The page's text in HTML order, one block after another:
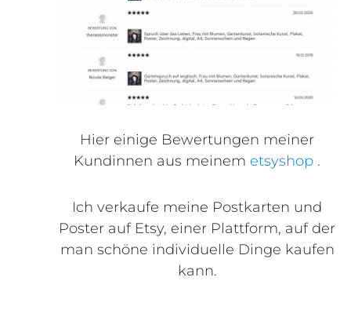
Hier einige Bewertungen meiner
Kundinnen aus meinem etsyshop .
Ich verkaufe meine Postkarten und
Poster auf Etsy, einer Plattform, auf der
man schöne individuelle Dinge kaufen
kann.